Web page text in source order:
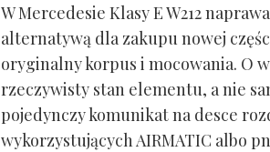
W Mercedesie Klasy E W212
alternatywą dla zakupu nowej
oryginalny korpus i mocowania. O
rzeczywisty stan elementu, a nie
pojedynczy komunikat na desce
wykorzystujących AIRMATIC albo